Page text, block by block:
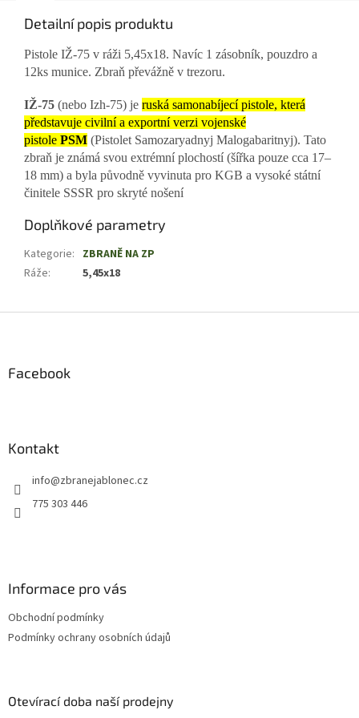
Detailní popis produktu
Pistole IŽ-75 v ráži 5,45x18. Navíc 1 zásobník, pouzdro a
12ks munice. Zbraň převážně v trezoru.
IŽ-75 (nebo Izh-75) je ruská samonabíjecí pistole, která
představuje civilní a exportní verzi vojenské
pistole PSM (Pistolet Samozaryadnyj Malogabaritnyj). Tato
zbraň je známá svou extrémní plochostí (šířka pouze cca 17–
18 mm) a byla původně vyvinuta pro KGB a vysoké státní
činitele SSSR pro skryté nošení
Doplňkové parametry
Kategorie: ZBRANĚ NA ZP
Ráže: 5,45x18
Facebook
Kontakt
info@zbranejablonec.cz
775 303 446
Informace pro vás
Obchodní podmínky
Podmínky ochrany osobních údajů
Otevírací doba naší prodejny